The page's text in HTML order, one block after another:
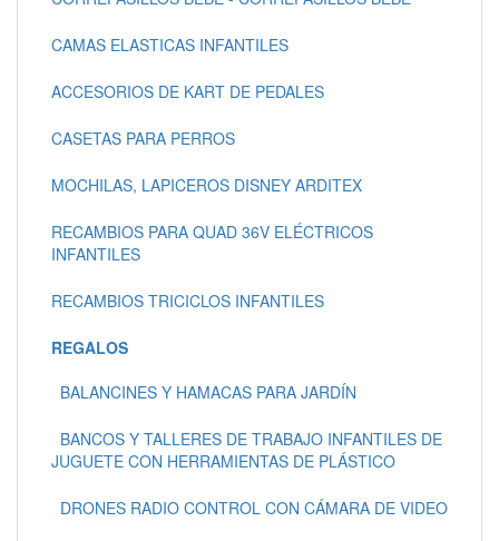
CAMAS ELASTICAS INFANTILES
ACCESORIOS DE KART DE PEDALES
CASETAS PARA PERROS
MOCHILAS, LAPICEROS DISNEY ARDITEX
RECAMBIOS PARA QUAD 36V ELÉCTRICOS
INFANTILES
RECAMBIOS TRICICLOS INFANTILES
REGALOS
BALANCINES Y HAMACAS PARA JARDÍN
BANCOS Y TALLERES DE TRABAJO INFANTILES DE
JUGUETE CON HERRAMIENTAS DE PLÁSTICO
DRONES RADIO CONTROL CON CÁMARA DE VIDEO